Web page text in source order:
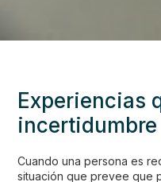
Experiencias
incertidumbre
Cuando una persona es
situación que prevee que